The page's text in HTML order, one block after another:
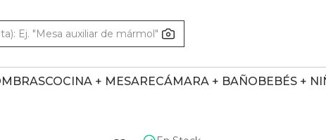
COCINA + MESARECÁMARA + BAÑOBEBÉS +